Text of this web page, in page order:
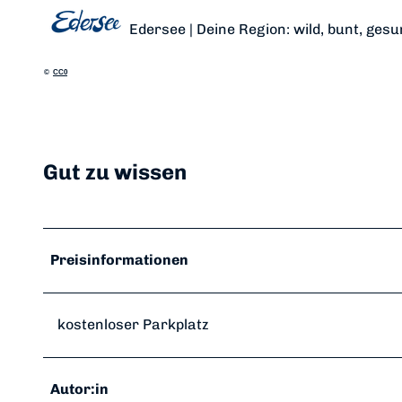
© CC0
Edersee | Deine Region: wild, bunt,
Gut zu wissen
Preisinformationen
kostenloser Parkplatz
Autor:in